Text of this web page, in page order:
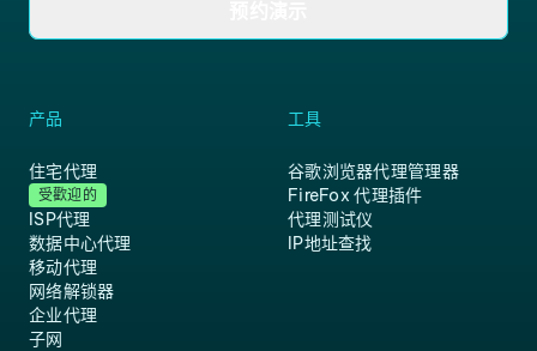
产品
住宅代理
受歡迎的
ISP代理
数据中心代理
移动代理
网络解锁器
企业代理
子网
工具
谷歌浏览器代理管理器
FireFox 代理插件
代理测试仪
IP地址查找